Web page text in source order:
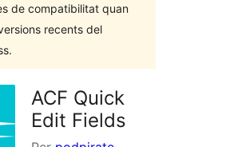
de compatibilitat quan
recents del
ACF Quick
Edit Fields